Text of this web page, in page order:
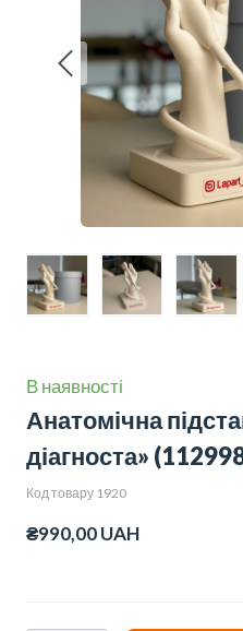
В наявності
Анатомічна
діагноста»
Код товару 1920
₴990,00 UAH